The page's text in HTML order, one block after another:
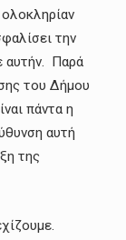
την
αυτήν. Παρά
του Δήμου
πάντα η
αυτή
της